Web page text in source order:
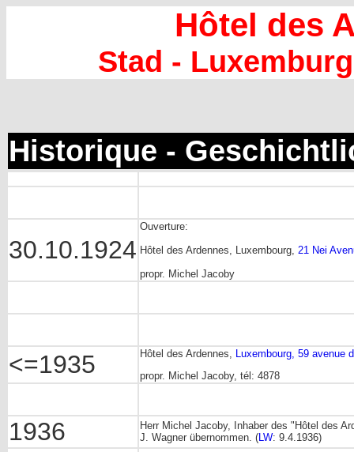
Hôtel des
Stad -
Historique -
30.10.1924
Ouverture:
Hôtel des Ardennes, Luxembourg, 21 Nei
propr. Michel Jacoby
<=1935 Hôtel des Ardennes, Luxembourg, 59 avenue
propr. Michel Jacoby, tél: 4878
1936
Herr Michel Jacoby, Inhaber des "Hôtel des
J. Wagner übernommen. (LW: 9.4.1936)